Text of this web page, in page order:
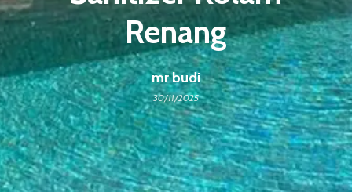
Renang
mr budi
30/11/2025